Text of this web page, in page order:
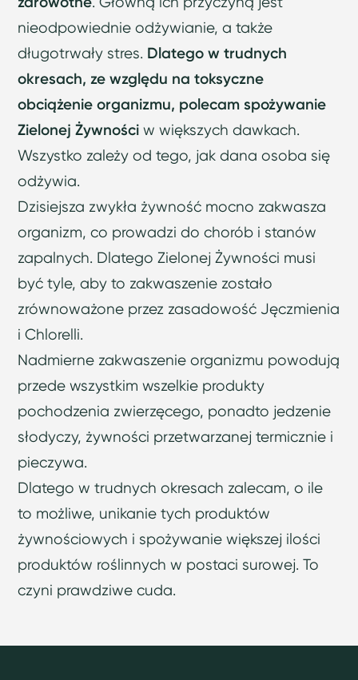
nieodpowiednie odżywianie, a także
długotrwały stres. Dlatego w trudnych
okresach, ze względu na toksyczne
obciążenie organizmu, polecam spożywanie
Zielonej Żywności w większych dawkach.
Wszystko zależy od tego, jak dana osoba się
odżywia.
Dzisiejsza zwykła żywność mocno zakwasza
organizm, co prowadzi do chorób i stanów
zapalnych. Dlatego Zielonej Żywności musi
być tyle, aby to zakwaszenie zostało
zrównoważone przez zasadowość Jęczmienia
i Chlorelli.
Nadmierne zakwaszenie organizmu powodują
przede wszystkim wszelkie produkty
pochodzenia zwierzęcego, ponadto jedzenie
słodyczy, żywności przetwarzanej termicznie i
pieczywa.
Dlatego w trudnych okresach zalecam, o ile
to możliwe, unikanie tych produktów
żywnościowych i spożywanie większej ilości
produktów roślinnych w postaci surowej. To
czyni prawdziwe cuda.